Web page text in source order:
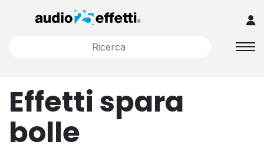
Effetti spara
bolle